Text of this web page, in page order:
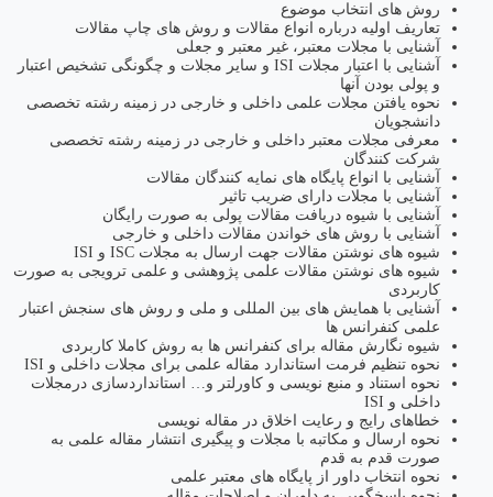
روش های انتخاب موضوع
تعاریف اولیه درباره انواع مقالات و روش های چاپ مقالات
آشنایی با مجلات معتبر، غیر معتبر و جعلی
آشنایی با اعتبار مجلات ISI و سایر مجلات و چگونگی تشخیص اعتبار
و پولی بودن آنها
نحوه یافتن مجلات علمی داخلی و خارجی در زمینه رشته تخصصی
دانشجویان
معرفی مجلات معتبر داخلی و خارجی در زمینه رشته تخصصی
شرکت کنندگان
آشنایی با انواع پایگاه های نمایه کنندگان مقالات
آشنایی با مجلات دارای ضریب تاثیر
آشنایی با شیوه دریافت مقالات پولی به صورت رایگان
آشنایی با روش های خواندن مقالات داخلی و خارجی
شیوه های نوشتن مقالات جهت ارسال به مجلات ISC و ISI
شیوه های نوشتن مقالات علمی پژوهشی و علمی ترویجی به صورت
کاربردی
آشنایی با همایش های بین المللی و ملی و روش های سنجش اعتبار
علمی کنفرانس ها
شیوه نگارش مقاله برای کنفرانس ها به روش کاملا کاربردی
نحوه تنظیم فرمت استاندارد مقاله علمی برای مجلات داخلی و ISI
نحوه استناد و منبع نویسی و کاورلتر و… استانداردسازی درمجلات
داخلی و ISI
خطاهای رایج و رعایت اخلاق در مقاله نویسی
نحوه ارسال و مکاتبه با مجلات و پیگیری انتشار مقاله علمی به
صورت قدم به قدم
نحوه انتخاب داور از پایگاه های معتبر علمی